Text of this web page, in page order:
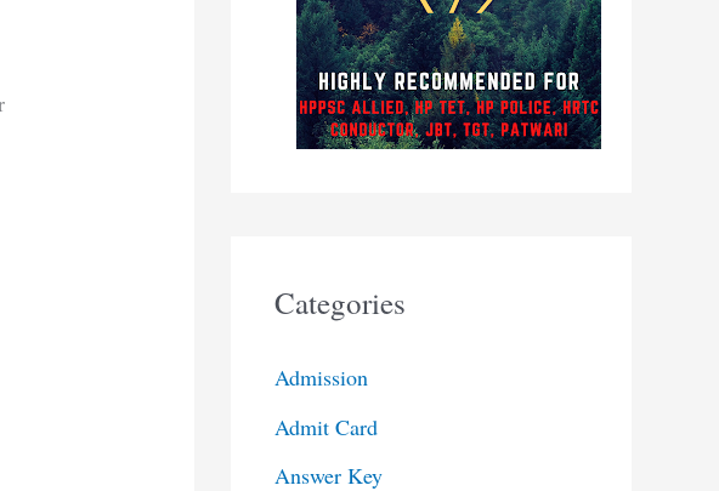
Categories
Admission
Admit Card
Answer Key